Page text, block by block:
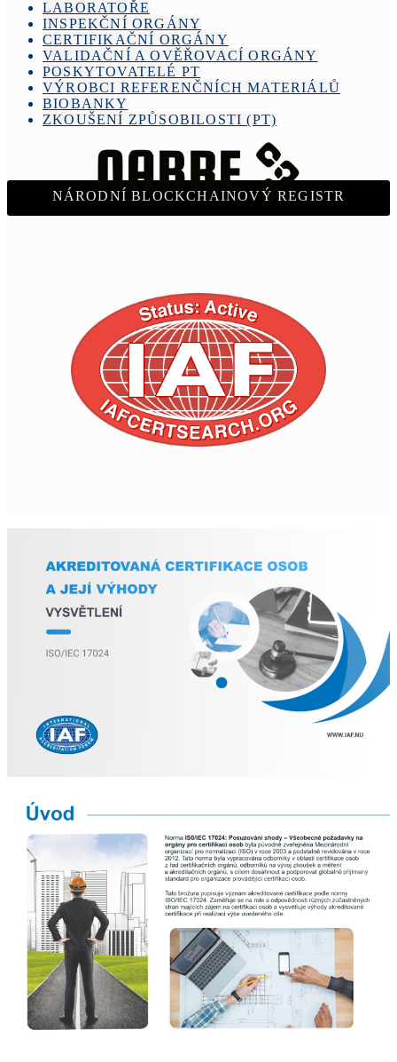
LABORATOŘE
INSPEKČNÍ ORGÁNY
CERTIFIKAČNÍ ORGÁNY
VALIDAČNÍ A OVĚŘOVACÍ ORGÁNY
POSKYTOVATELÉ PT
VÝROBCI REFERENČNÍCH MATERIÁLŮ
BIOBANKY
ZKOUŠENÍ ZPŮSOBILOSTI (PT)
NÁRODNÍ BLOCKCHAINOVÝ REGISTR